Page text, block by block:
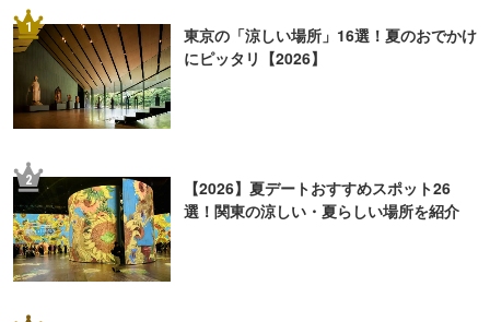
1
東京の「涼しい場所」16選！夏のおでかけ
にピッタリ【2026】
2
【2026】夏デートおすすめスポット26
選！関東の涼しい・夏らしい場所を紹介